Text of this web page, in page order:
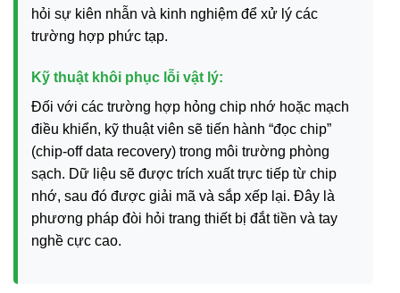
hỏi sự kiên nhẫn và kinh nghiệm để xử lý các
trường hợp phức tạp.
Kỹ thuật khôi phục lỗi vật lý:
Đối với các trường hợp hỏng chip nhớ hoặc mạch
điều khiển, kỹ thuật viên sẽ tiến hành “đọc chip”
(chip-off data recovery) trong môi trường phòng
sạch. Dữ liệu sẽ được trích xuất trực tiếp từ chip
nhớ, sau đó được giải mã và sắp xếp lại. Đây là
phương pháp đòi hỏi trang thiết bị đắt tiền và tay
nghề cực cao.